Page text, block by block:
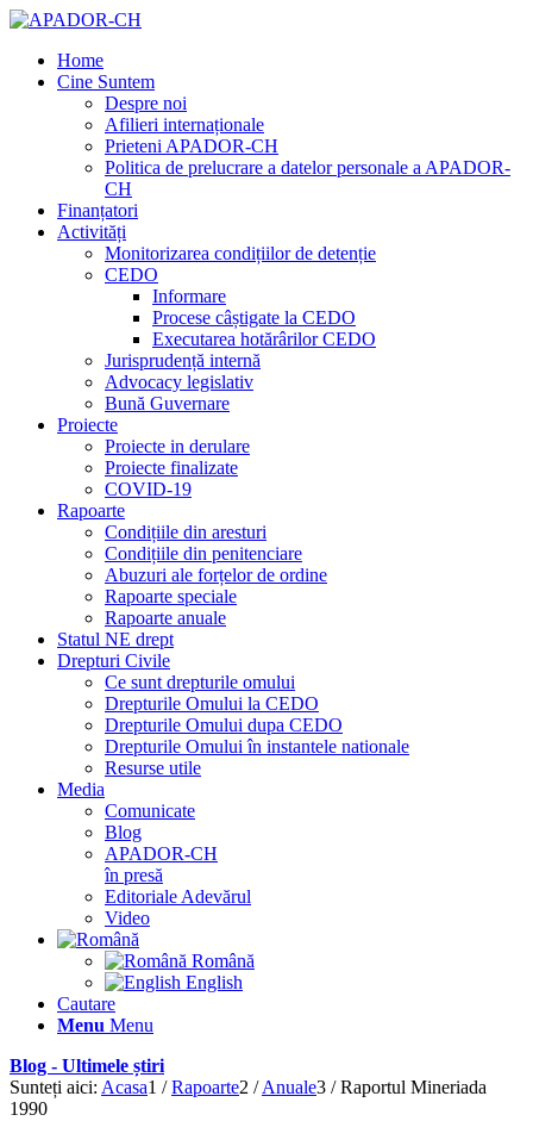
Home
Cine Suntem
Despre noi
Afilieri internaționale
Prieteni APADOR-CH
Politica de prelucrare a datelor personale a APADOR-
CH
Finanțatori
Activități
Monitorizarea condițiilor de detenție
CEDO
Informare
Procese câștigate la CEDO
Executarea hotărârilor CEDO
Jurisprudență internă
Advocacy legislativ
Bună Guvernare
Proiecte
Proiecte in derulare
Proiecte finalizate
COVID-19
Rapoarte
Condițiile din aresturi
Condițiile din penitenciare
Abuzuri ale forțelor de ordine
Rapoarte speciale
Rapoarte anuale
Statul NE drept
Drepturi Civile
Ce sunt drepturile omului
Drepturile Omului la CEDO
Drepturile Omului dupa CEDO
Drepturile Omului în instantele nationale
Resurse utile
Media
Comunicate
Blog
APADOR-CH
în presă
Editoriale Adevărul
Video
Română
English
Cautare
Menu Menu
Blog - Ultimele știri
Sunteți aici: Acasa1 / Rapoarte2 / Anuale3 / Raportul Mineriada
1990